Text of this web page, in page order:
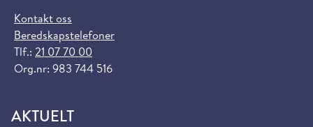
Kontakt oss
Beredskapstelefoner
Tlf.: 21 07 70 00
Org.nr: 983 744 516
AKTUELT